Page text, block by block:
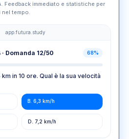
Feedback immediato e statistiche per
tempo.
app.futura.study
Domanda 12/50 68%
in 10 ore. Qual è la sua velocità
B. 6,3 km/h
D. 7,2 km/h